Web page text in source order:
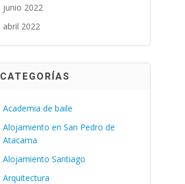
junio 2022
abril 2022
CATEGORÍAS
Academia de baile
Alojamiento en San Pedro de
Atacama
Alojamiento Santiago
Arquitectura